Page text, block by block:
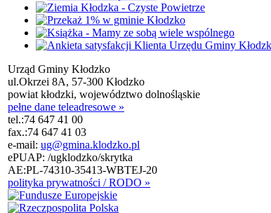
Urząd Gminy Kłodzko
ul.Okrzei 8A, 57-300 Kłodzko
powiat kłodzki, województwo dolnośląskie
pełne dane teleadresowe »
tel.:74 647 41 00
fax.:74 647 41 03
e-mail: ug@gmina.klodzko.pl
ePUAP: /ugklodzko/skrytka
AE:PL-74310-35413-WBTEJ-20
polityka prywatności / RODO »